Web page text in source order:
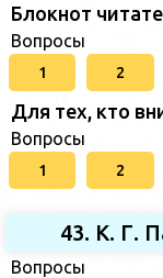
Блокнот
Вопросы
1 2
Для тех, кто
Вопросы
1 2
43. К. Г.
Вопросы